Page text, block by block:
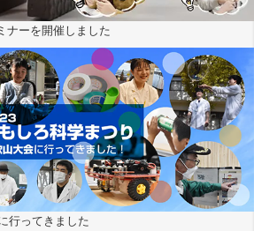
ナーを開催しました
行ってきました